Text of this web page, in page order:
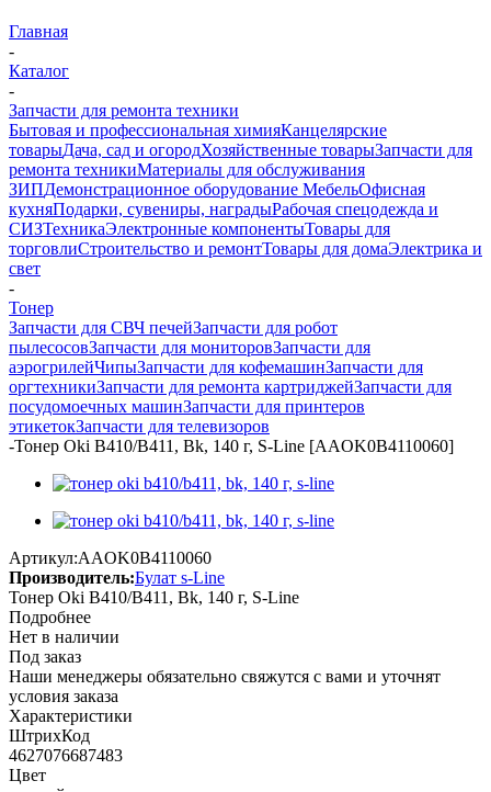
Главная
-
Каталог
-
Запчасти для ремонта техники
Бытовая и профессиональная химияКанцелярские
товарыДача, сад и огородХозяйственные товарыЗапчасти для
ремонта техникиМатериалы для обслуживания
ЗИПДемонстрационное оборудование МебельОфисная
кухняПодарки, сувениры, наградыРабочая спецодежда и
СИЗТехникаЭлектронные компонентыТовары для
торговлиСтроительство и ремонтТовары для домаЭлектрика и
свет
-
Тонер
Запчасти для СВЧ печейЗапчасти для робот
пылесосовЗапчасти для мониторовЗапчасти для
аэрогрилейЧипыЗапчасти для кофемашинЗапчасти для
оргтехникиЗапчасти для ремонта картриджейЗапчасти для
посудомоечных машинЗапчасти для принтеров
этикетокЗапчасти для телевизоров
-Тонер Oki B410/B411, Bk, 140 г, S-Line [AAOK0B4110060]
Артикул:AAOK0B4110060
Производитель:Булат s-Line
Тонер Oki B410/B411, Bk, 140 г, S-Line
Подробнее
Нет в наличии
Под заказ
Наши менеджеры обязательно свяжутся с вами и уточнят
условия заказа
Характеристики
ШтрихКод
4627076687483
Цвет